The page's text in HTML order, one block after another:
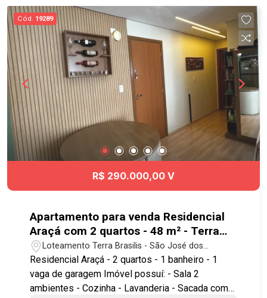
Cód. 19289
R$ 290.000,00 V
Apartamento para venda Residencial
Araçá com 2 quartos - 48 m² - Terra
Brasilis - SJC
Loteamento Terra Brasilis - São José dos
Campos/SP
Residencial Araçá - 2 quartos - 1 banheiro - 1
vaga de garagem Imóvel possuí: - Sala 2
ambientes - Cozinha - Lavanderia - Sacada com